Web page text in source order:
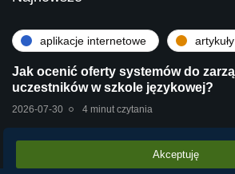
aplikacje internetowe
Jak ocenić oferty systemów do
uczestników w szkole językowej?
2026-07-30 4 minut czytania
Akceptuję